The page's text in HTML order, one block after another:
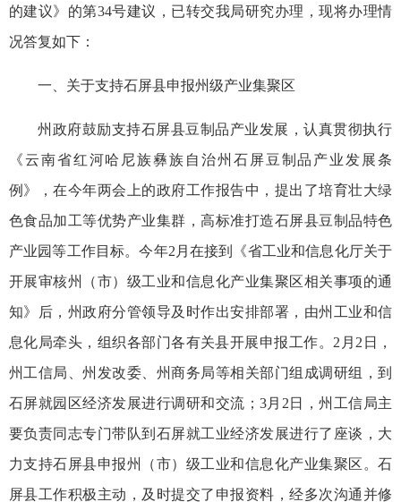
的建议》的第34号建议，已转交我局研究办理，现将办理情
况答复如下：
一、关于支持石屏县申报州级产业集聚区
州政府鼓励支持石屏县豆制品产业发展，认真贯彻执行
《云南省红河哈尼族彝族自治州石屏豆制品产业发展条
例》，在今年两会上的政府工作报告中，提出了培育壮大绿
色食品加工等优势产业集群，高标准打造石屏县豆制品特色
产业园等工作目标。今年2月在接到《省工业和信息化厅关于
开展审核州（市）级工业和信息化产业集聚区相关事项的通
知》后，州政府分管领导及时作出安排部署，由州工业和信
息化局牵头，组织各部门各有关县开展申报工作。2月2日，
州工信局、州发改委、州商务局等相关部门组成调研组，到
石屏就园区经济发展进行调研和交流；3月2日，州工信局主
要负责同志专门带队到石屏就工业经济发展进行了座谈，大
力支持石屏县申报州（市）级工业和信息化产业集聚区。石
屏县工作积极主动，及时提交了申报资料，经多次沟通并修